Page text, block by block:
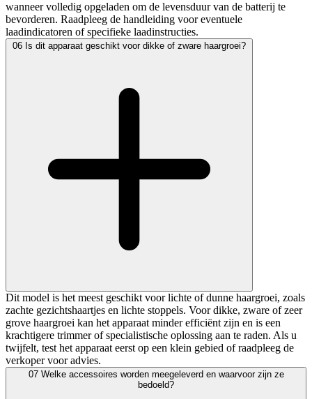
wanneer volledig opgeladen om de levensduur van de batterij te
bevorderen. Raadpleeg de handleiding voor eventuele
laadindicatoren of specifieke laadinstructies.
06 Is dit apparaat geschikt voor dikke of zware haargroei?
Dit model is het meest geschikt voor lichte of dunne haargroei, zoals
zachte gezichtshaartjes en lichte stoppels. Voor dikke, zware of zeer
grove haargroei kan het apparaat minder efficiënt zijn en is een
krachtigere trimmer of specialistische oplossing aan te raden. Als u
twijfelt, test het apparaat eerst op een klein gebied of raadpleeg de
verkoper voor advies.
07 Welke accessoires worden meegeleverd en waarvoor zijn ze
bedoeld?